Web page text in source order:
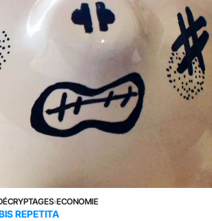
›ECONOMIE
REPETITA